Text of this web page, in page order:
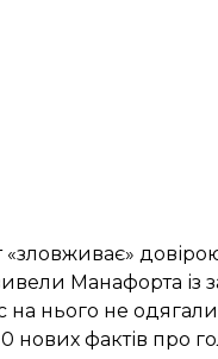
Манафорта
на нього не
нових фактів про